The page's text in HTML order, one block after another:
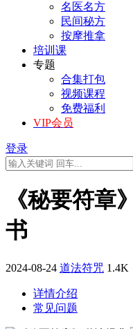
名医名方
民间秘方
按摩推拿
培训课
专题
合集打包
视频课程
免费福利
VIP会员
登录
《秘要符章
书
2024-08-24 道法符咒 1.4K
详情介绍
常见问题